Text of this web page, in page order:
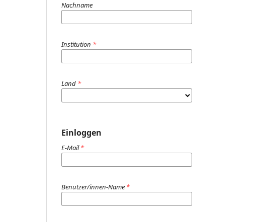
Nachname
Institution *
Land *
Einloggen
E-Mail*
Benutzer/innen-Name *